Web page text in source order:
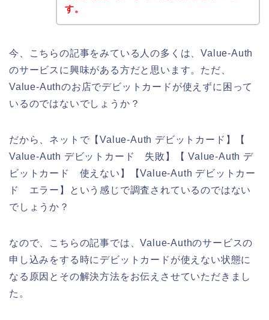
す。
今、こちらの記事をみている人の多くは、Value-Auth
のサービスに興味がある方だと思います。ただ、
Value-Authのお店でデビットカードが使えずに困って
いるのではないでしょうか？
だから、ネットで【Value-Auth デビットカード】【
Value-Auth デビットカード 失敗】【 Value-Auth デ
ビットカード 使えない】【Value-Auth デビットカー
ド エラー】という感じで調査されているのではない
でしょうか？
なので、こちらの記事では、Value-Authのサービスの
申し込みをする時にデビットカードが使えない状態に
なる原因とその解決方法をお伝えさせていただきまし
た。